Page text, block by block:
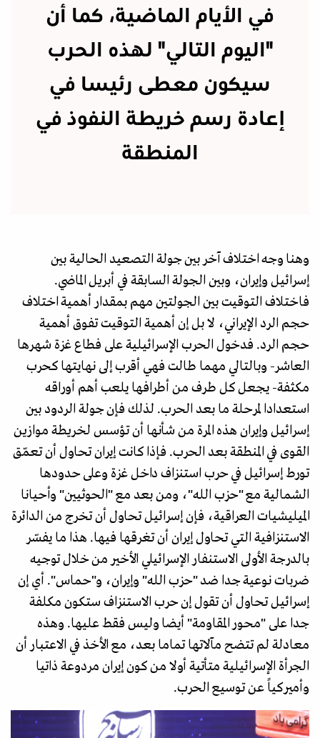
في الأيام الماضية، كما أن
"اليوم التالي" لهذه الحرب
سيكون معطى رئيسا في
إعادة رسم خريطة النفوذ في
المنطقة
وهنا وجه اختلاف آخر بين جولة التصعيد الحالية بين
إسرائيل وإيران، وبين الجولة السابقة في أبريل الماضي.
فاختلاف التوقيت بين الجولتين مهم بمقدار أهمية اختلاف
حجم الرد الإيراني، لا بل إن أهمية التوقيت تفوق أهمية
حجم الرد. فدخول الحرب الإسرائيلية على فطاع غزة شهرها
العاشر- وبالتالي مهما طالت فهي أقرب إلى نهايتها كحرب
مكثفة- يجعل كل طرف من أطرافها يلعب أهم أوراقه
استعدادا لمرحلة ما بعد الحرب. لذلك فإن جولة الردود بين
إسرائيل وإيران هذه المرة من شأنها أن تؤسس لخريطة موازين
القوى في المنطقة بعد الحرب. فإذا كانت إيران تحاول أن تعمّق
تورط إسرائيل في حرب استنزاف داخل غزة وعلى حدودها
الشمالية مع "حزب الله"، ومن بعد مع "الحوثيين" وأحيانا
الميليشيات العراقية، فإن إسرائيل تحاول أن تخرج من الدائرة
الاستنزافية التي تحاول إيران أن تغرقها فيها. هذا ما يفسّر
بالدرجة الأولى الاستنفار الإسرائيلي الأخير من خلال توجيه
ضربات نوعية جدا ضد "حزب الله" وإيران، و"حماس". أي إن
إسرائيل تحاول أن تقول إن حرب الاستنزاف ستكون مكلفة
جدا على "محور المقاومة" أيضا وليس فقط عليها. وهذه
معادلة لم تتضح مآلاتها تماما بعد، مع الأخذ في الاعتبار أن
الجرأة الإسرائيلية متأتية أولا من كون إيران مردوعة ذاتيا
وأميركياً عن توسيع الحرب.